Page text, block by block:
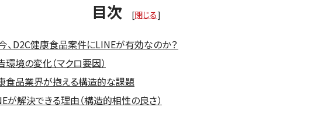
目次 [閉じる]
、D2C健康食品案件にLINEが有効なのか？
環境の変化（マクロ要因）
食品業界が抱える構造的な課題
が解決できる理由（構造的相性の良さ）